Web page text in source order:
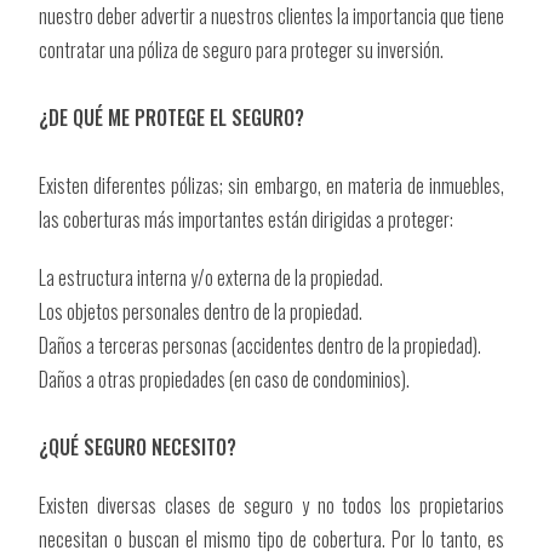
nuestro deber advertir a nuestros clientes la importancia que tiene
contratar una póliza de seguro para proteger su inversión.
¿DE QUÉ ME PROTEGE EL SEGURO?
Existen diferentes pólizas; sin embargo, en materia de inmuebles,
las coberturas más importantes están dirigidas a proteger:
La estructura interna y/o externa de la propiedad.
Los objetos personales dentro de la propiedad.
Daños a terceras personas (accidentes dentro de la propiedad).
Daños a otras propiedades (en caso de condominios).
¿QUÉ SEGURO NECESITO?
Existen diversas clases de seguro y no todos los propietarios
necesitan o buscan el mismo tipo de cobertura. Por lo tanto, es